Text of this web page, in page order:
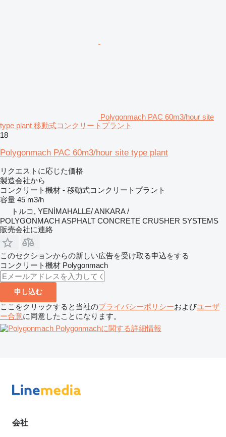
Polygonmach PAC 60m3/hour site
type plant 移動式コンクリートプラント
18
Polygonmach PAC 60m3/hour site type plant
リクエストに応じた価格
製造会社から
コンクリート機材 - 移動式コンクリートプラント
容量 45 m3/h
トルコ, YENİMAHALLE/ ANKARA /
POLYGONMACH ASPHALT CONCRETE CRUSHER SYSTEMS
販売会社に連絡
このセクションからの新しい広告を受け取る申込をする
コンクリート機材 Polygonmach
申し込む
ここをクリックすると当社のプライバシーポリシーおよびユーザ
ー合意に同意したことになります。
Polygonmachに関する詳細情報
会社